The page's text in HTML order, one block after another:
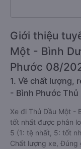
Giới thiệu
Một - Bình
Phước 08/
1. Về chất lượng,
- Bình Phước
Xe đi Thủ Dầu Một -
tốt nhất được phân
5 (1: tệ nhất, 5: tốt
Chất lượng xe, Đúng